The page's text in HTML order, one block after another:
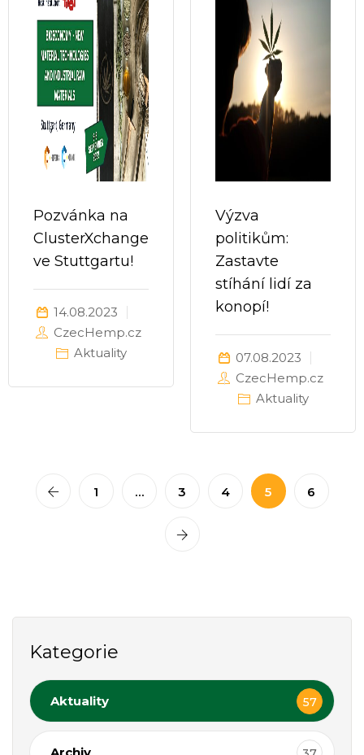
Pozvánka na
ClusterXchange
ve Stuttgartu!
14.08.2023
CzecHemp.cz
Aktuality
Výzva
politikům:
Zastavte
stíhání lidí za
konopí!
07.08.2023
CzecHemp.cz
Aktuality
1 … 3 4 5 6
Kategorie
Aktuality 57